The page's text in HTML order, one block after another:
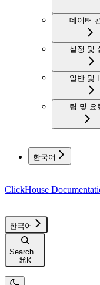
데이터
설정 및
일반 및
팁 및 요
한국어
ClickHouse
한국어
Search...
⌘ K